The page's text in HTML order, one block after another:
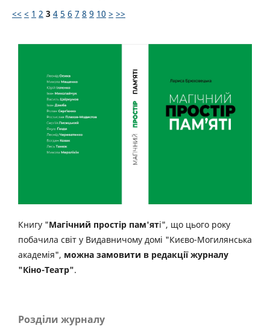
<< < 1 2 3 4 5 6 7 8 9 10 > >>
Книгу "Магічний простір пам'яті", що цього року
побачила світ у Видавничому домі "Києво-Могилянська
академія", можна замовити в редакції журналу
"Кіно-Театр".
Розділи журналу